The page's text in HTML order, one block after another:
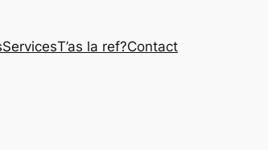
ServicesT’as la ref?Contact